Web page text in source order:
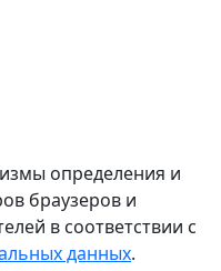
определения и
браузеров и
в соответствии с
данных.